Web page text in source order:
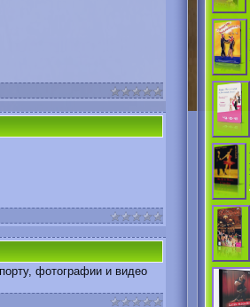
фотографии и видео